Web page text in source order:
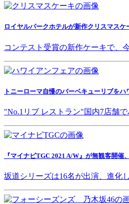
ロイヤルパークホテルが新作クリスマスケ
コンテスト受賞の新作ケーキで、
トニーローマ自慢のバーベキューリブをハ
"No.1リブ レストラン"国内7店舗
『マイナビTGC 2021 A/W』が無観客開催
坂道シリーズは16名が出演、進化